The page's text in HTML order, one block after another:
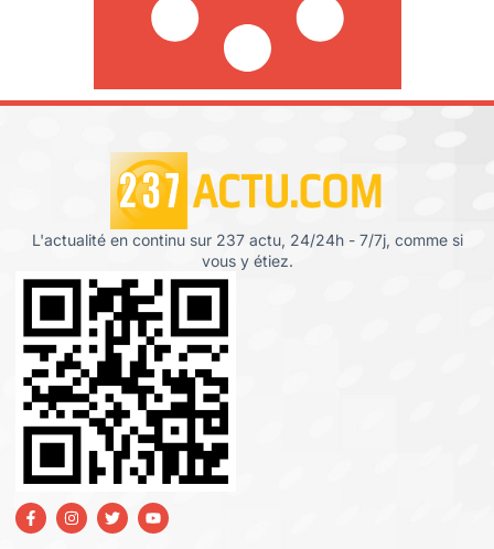
L'actualité en continu sur 237 actu, 24/24h - 7/7j, comme si
vous y étiez.